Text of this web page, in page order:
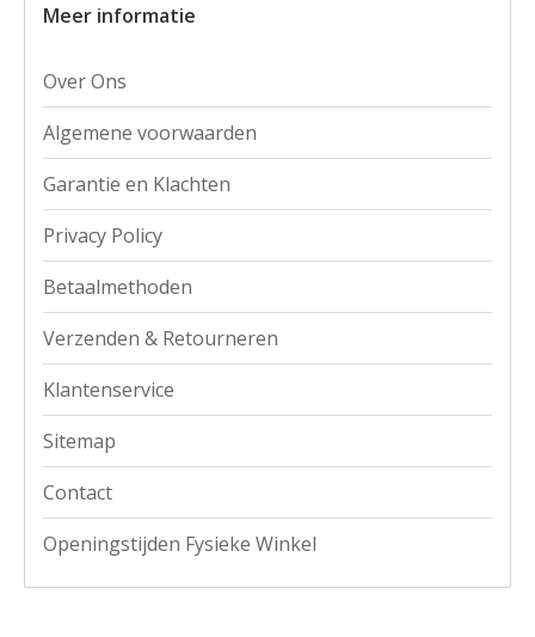
Meer informatie
Over Ons
Algemene voorwaarden
Garantie en Klachten
Privacy Policy
Betaalmethoden
Verzenden & Retourneren
Klantenservice
Sitemap
Contact
Openingstijden Fysieke Winkel